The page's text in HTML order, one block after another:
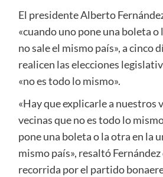
El presidente Alberto
«cuando uno pone una boleta o
no sale el mismo país», a cinco
realicen las elecciones
«no es todo lo mismo».
«Hay que explicarle a nuestros
vecinas que no es todo lo
pone una boleta o la otra en la
mismo país», resaltó
recorrida por el partido